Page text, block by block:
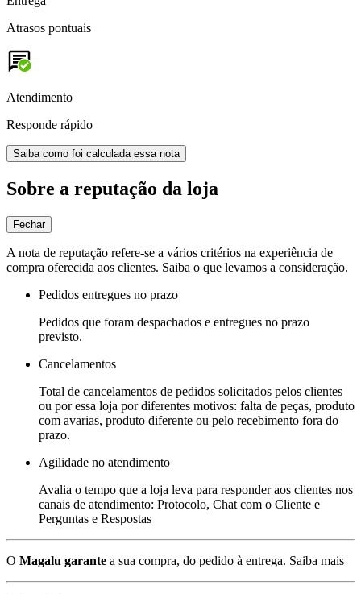
Atrasos pontuais
Atendimento
Responde rápido
Saiba como foi calculada essa nota
Sobre a reputação da loja
Fechar
A nota de reputação refere-se a vários critérios na experiência de
compra oferecida aos clientes. Saiba o que levamos a consideração.
Pedidos entregues no prazo
Pedidos que foram despachados e entregues no prazo
previsto.
Cancelamentos
Total de cancelamentos de pedidos solicitados pelos clientes
ou por essa loja por diferentes motivos: falta de peças, produto
com avarias, produto diferente ou pelo recebimento fora do
prazo.
Agilidade no atendimento
Avalia o tempo que a loja leva para responder aos clientes nos
canais de atendimento: Protocolo, Chat com o Cliente e
Perguntas e Respostas
O Magalu garante a sua compra, do pedido à entrega. Saiba mais